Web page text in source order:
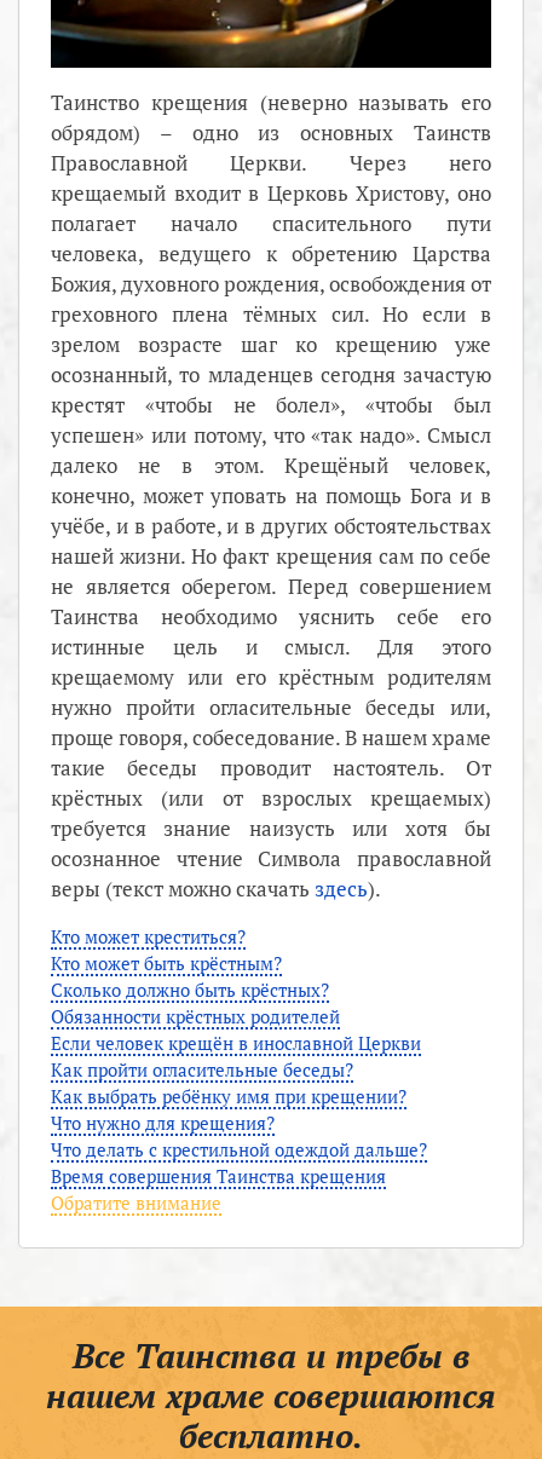
Таинство крещения (неверно называть его
обрядом) – одно из основных Таинств
Православной Церкви. Через него
крещаемый входит в Церковь Христову, оно
полагает начало спасительного пути
человека, ведущего к обретению Царства
Божия, духовного рождения, освобождения от
греховного плена тёмных сил. Но если в
зрелом возрасте шаг ко крещению уже
осознанный, то младенцев сегодня зачастую
крестят «чтобы не болел», «чтобы был
успешен» или потому, что «так надо». Смысл
далеко не в этом. Крещёный человек,
конечно, может уповать на помощь Бога и в
учёбе, и в работе, и в других обстоятельствах
нашей жизни. Но факт крещения сам по себе
не является оберегом. Перед совершением
Таинства необходимо уяснить себе его
истинные цель и смысл. Для этого
крещаемому или его крёстным родителям
нужно пройти огласительные беседы или,
проще говоря, собеседование. В нашем храме
такие беседы проводит настоятель. От
крёстных (или от взрослых крещаемых)
требуется знание наизусть или хотя бы
осознанное чтение Символа православной
веры (текст можно скачать здесь).
Кто может креститься?
Кто может быть крёстным?
Сколько должно быть крёстных?
Обязанности крёстных родителей
Если человек крещён в инославной Церкви
Как пройти огласительные беседы?
Как выбрать ребёнку имя при крещении?
Что нужно для крещения?
Что делать с крестильной одеждой дальше?
Время совершения Таинства крещения
Обратите внимание
Все Таинства и требы в
нашем храме совершаются
бесплатно.